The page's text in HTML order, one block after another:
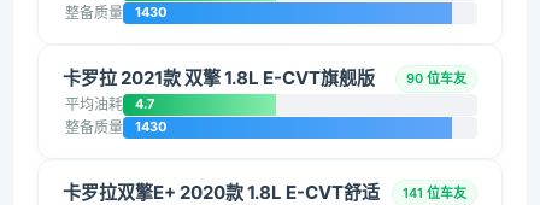
整备质量 1430
卡罗拉 2021款 双擎 1.8L E-CVT旗舰版 90 位车友
平均油耗 4.7
整备质量 1430
卡罗拉双擎E+ 2020款 1.8L E-CVT舒适
141 位车友